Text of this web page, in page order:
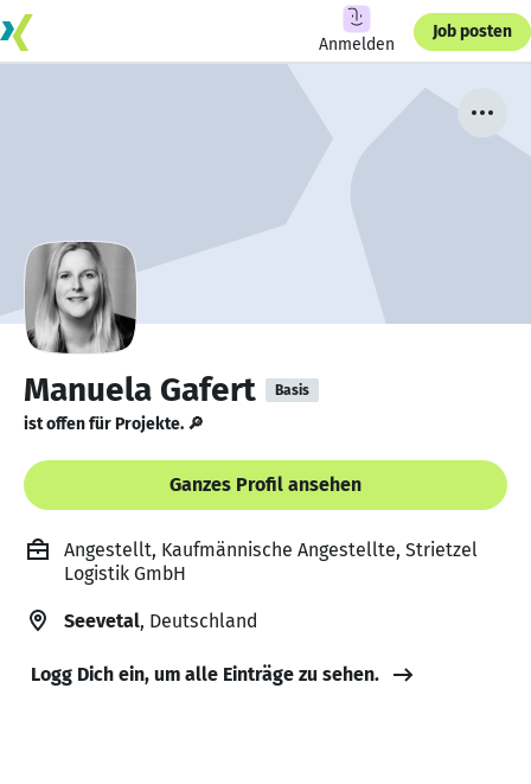
Anmelden
Job posten
Manuela Gafert Basis
ist offen für Projekte. 🔎
Ganzes Profil ansehen
Angestellt, Kaufmännische Angestellte, Strietzel
Logistik GmbH
Seevetal, Deutschland
Logg Dich ein, um alle Einträge zu sehen.